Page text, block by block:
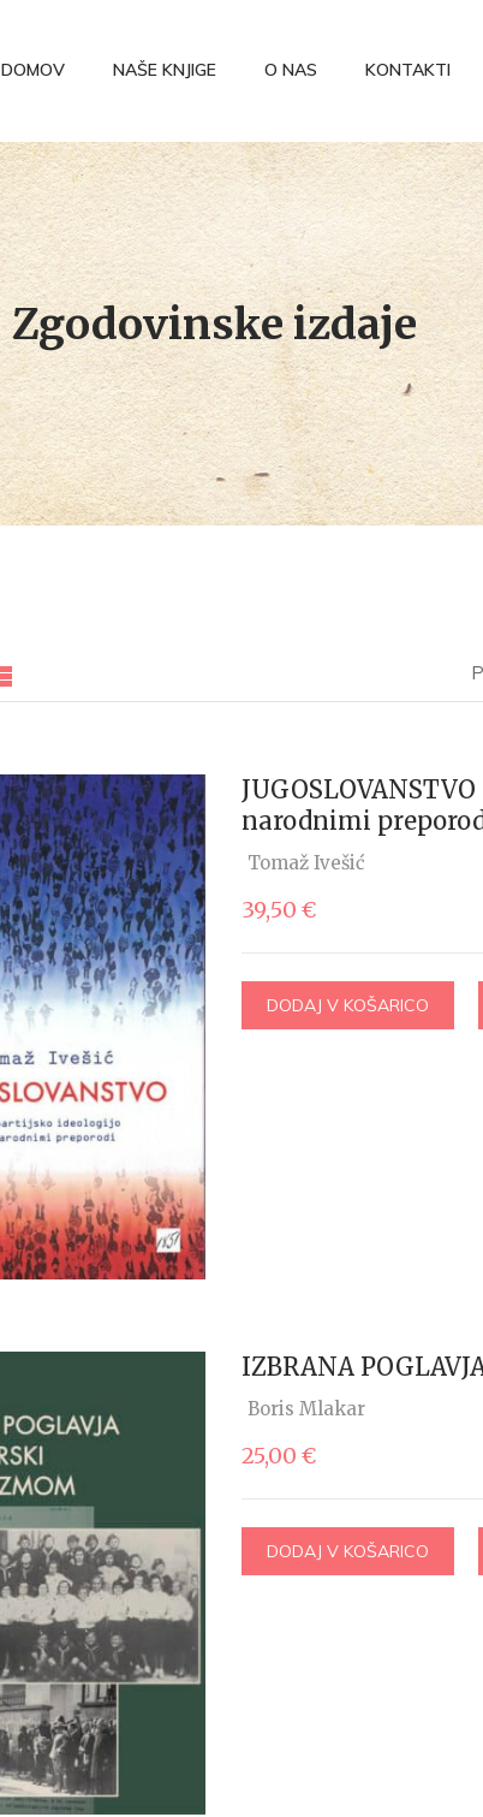
DOMOV NAŠE KNJIGE O NAS KONTAKTI
Zgodovinske izdaje
narodnimi
Tomaž Ivešić
39,50€
DODAJ V KOŠARICO
IZBRANA
Boris Mlakar
25,00€
DODAJ V KOŠARICO